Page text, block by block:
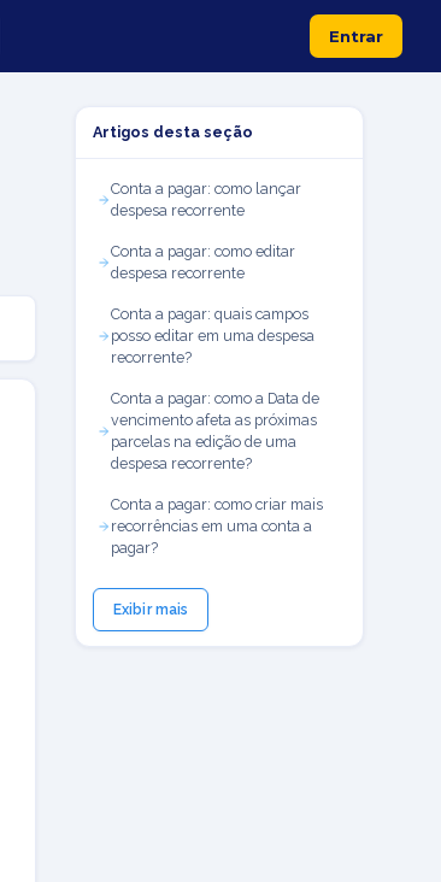
Entrar
Artigos desta seção
Conta a pagar: como lançar
despesa recorrente
Conta a pagar: como editar
despesa recorrente
Conta a pagar: quais campos
posso editar em uma despesa
recorrente?
Conta a pagar: como a Data de
vencimento afeta as próximas
parcelas na edição de uma
despesa recorrente?
Conta a pagar: como criar mais
recorrências em uma conta a
pagar?
Exibir mais